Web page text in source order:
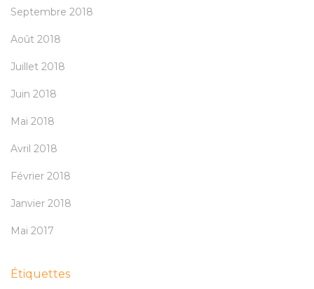
Septembre 2018
Août 2018
Juillet 2018
Juin 2018
Mai 2018
Avril 2018
Février 2018
Janvier 2018
Mai 2017
Étiquettes